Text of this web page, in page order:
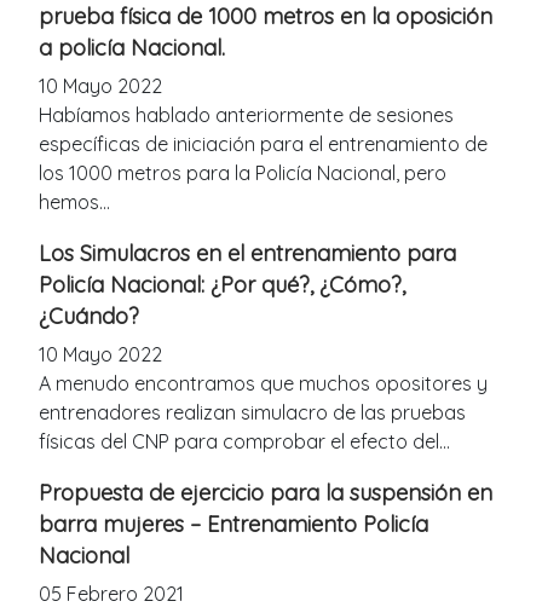
prueba física de 1000 metros en la oposición
a policía Nacional.
10 Mayo 2022
Habíamos hablado anteriormente de sesiones
específicas de iniciación para el entrenamiento de
los 1000 metros para la Policía Nacional, pero
hemos...
Los Simulacros en el entrenamiento para
Policía Nacional: ¿Por qué?, ¿Cómo?,
¿Cuándo?
10 Mayo 2022
A menudo encontramos que muchos opositores y
entrenadores realizan simulacro de las pruebas
físicas del CNP para comprobar el efecto del...
Propuesta de ejercicio para la suspensión en
barra mujeres – Entrenamiento Policía
Nacional
05 Febrero 2021